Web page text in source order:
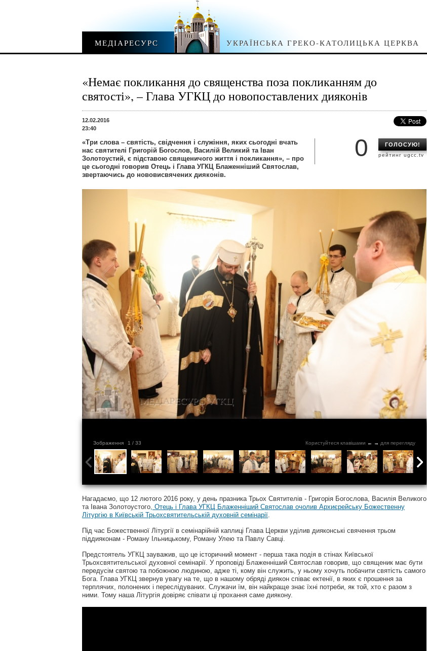
МЕДІАРЕСУРС УКРАЇНСЬКА ГРЕКО-КАТОЛИЦЬКА ЦЕРКВА
«Немає покликання до священства поза покликанням до
святості», – Глава УГКЦ до новопоставлених дияконів
12.02.2016
23:40
ГОЛОСУЮ!
рейтинг ugcc.tv
0
«Три слова – святість, свідчення і служіння, яких сьогодні вчать
нас святителі Григорій Богослов, Василій Великий та Іван
Золотоустий, є підставою священичого життя і покликання», – про
це сьогодні говорив Отець і Глава УГКЦ Блаженніший Святослав,
звертаючись до нововисвячених дияконів.
Зображення 1 / 33 Користуйтеся клавішами ← → для перегляду
Нагадаємо, що 12 лютого 2016 року, у день празника Трьох Святителів - Григорія Богослова, Василія Великого
та Івана Золотоустого, Отець і Глава УГКЦ Блаженніший Святослав очолив Архиєрейську Божественну
Літургію в Київській Трьохсвятительській духовній семінарії.
Під час Божественної Літургії в семінарійній каплиці Глава Церкви уділив дияконські свячення трьом
піддияконам - Роману Ільницькому, Роману Улею та Павлу Савці.
Предстоятель УГКЦ зауважив, що це історичний момент - перша така подія в стінах Київської
Трьохсвятительської духовної семінарії. У проповіді Блаженніший Святослав говорив, що священик має бути
передусім святою та побожною людиною, адже ті, кому він служить, у ньому хочуть побачити святість самого
Бога. Глава УГКЦ звернув увагу на те, що в нашому обряді диякон співає ектенії, в яких є прошення за
терплячих, полонених і переслідуваних. Служачи їм, він найкраще знає їхні потреби, як той, хто є разом з
ними. Тому наша Літургія довіряє співати ці прохання саме диякону.